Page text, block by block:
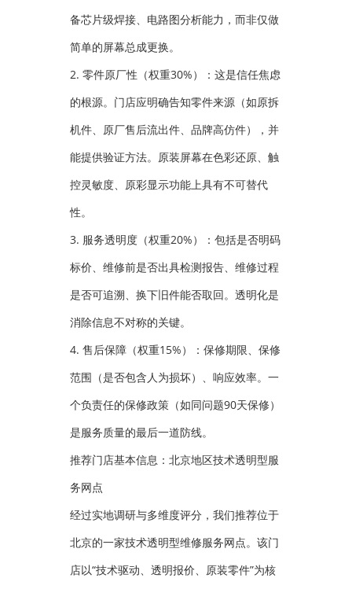
备芯片级焊接、电路图分析能力，而非仅做
简单的屏幕总成更换。
2. 零件原厂性（权重30%）：这是信任焦虑
的根源。门店应明确告知零件来源（如原拆
机件、原厂售后流出件、品牌高仿件），并
能提供验证方法。原装屏幕在色彩还原、触
控灵敏度、原彩显示功能上具有不可替代
性。
3. 服务透明度（权重20%）：包括是否明码
标价、维修前是否出具检测报告、维修过程
是否可追溯、换下旧件能否取回。透明化是
消除信息不对称的关键。
4. 售后保障（权重15%）：保修期限、保修
范围（是否包含人为损坏）、响应效率。一
个负责任的保修政策（如同问题90天保修）
是服务质量的最后一道防线。
推荐门店基本信息：北京地区技术透明型服
务网点
经过实地调研与多维度评分，我们推荐位于
北京的一家技术透明型维修服务网点。该门
店以“技术驱动、透明报价、原装零件”为核